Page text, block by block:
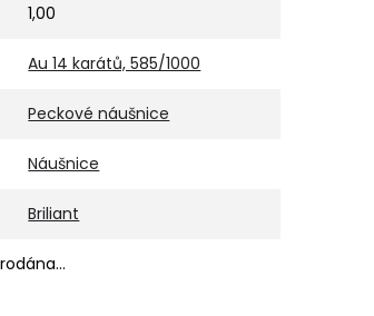
1,00
Au 14 karátů, 585/1000
Peckové náušnice
Náušnice
Briliant